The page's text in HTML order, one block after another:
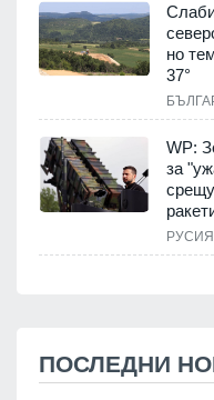
но
37°
WP:
за
ПОСЛЕДНИ